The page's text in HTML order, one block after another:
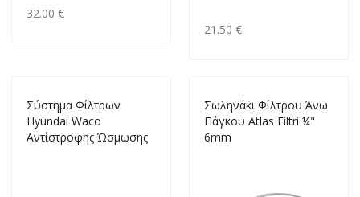
32.00 €
21.50 €
Σύστημα Φίλτρων
Hyundai Waco
Αντίστροφης Ώσμωσης
Σωληνάκι Φίλτρου Άνω
Πάγκου Atlas Filtri ¼"
6mm